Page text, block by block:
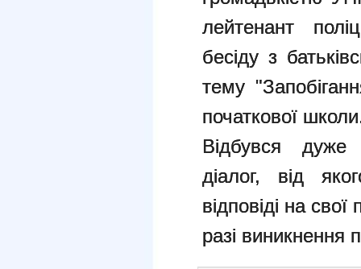
лейтенант
бесіду з
тему
початкової
Відбувся дуже
діалог, від
відповіді на
разі виникнення